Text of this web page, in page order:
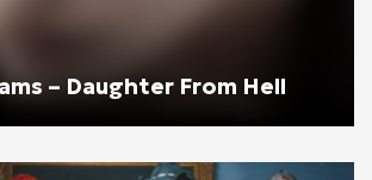
– Daughter From Hell